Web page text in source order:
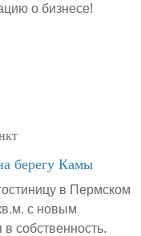
о бизнесе!
берегу Камы
в Пермском
с новым
собственность.